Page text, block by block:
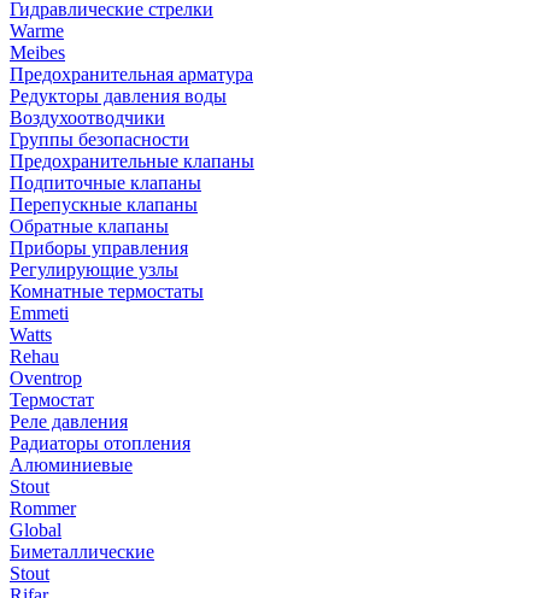
Гидравлические стрелки
Warme
Meibes
Предохранительная арматура
Редукторы давления воды
Воздухоотводчики
Группы безопасности
Предохранительные клапаны
Подпиточные клапаны
Перепускные клапаны
Обратные клапаны
Приборы управления
Регулирующие узлы
Комнатные термостаты
Emmeti
Watts
Rehau
Oventrop
Термостат
Реле давления
Радиаторы отопления
Алюминиевые
Stout
Rommer
Global
Биметаллические
Stout